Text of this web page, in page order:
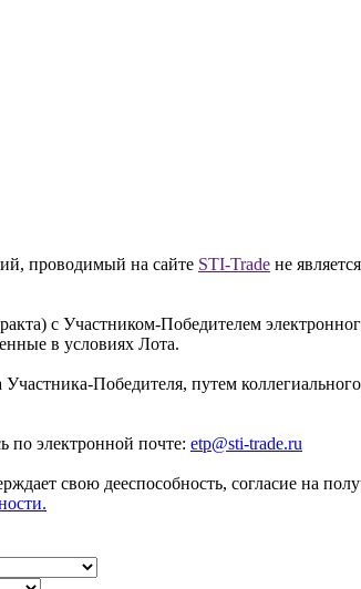
проводимый на сайте STI-Trade не
с Участником-Победителем
в условиях Лота.
Участника-Победителя, путем
по электронной почте: etp@sti-trade.ru
свою дееспособность, согласие на